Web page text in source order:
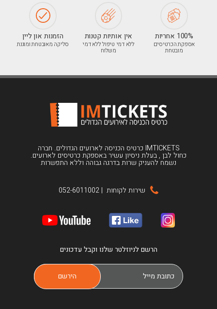
100% אחריות
אספקת הכרטיסים
מובטחת
אין אותיות קטנות
ללא דמי טיפול ללא דמי
משלוח
הזמנות און ליין
סליקה מאובטחת ומוגנת
IMTICKETS כרטיס הכניסה לארועים הגדולים. חברה
כחול לבן , בעלת ניסיון עשיר באספקת כרטיסים לארועים.
נשמח להעניק שרות בדרגה גבוהה וללא התפשרות
שירות לקוחות |
052-6011002
הרשם לניוזלטר שלנו וקבל עדכונים